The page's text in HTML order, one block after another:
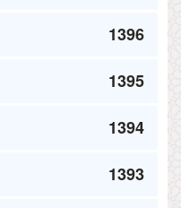
1396
1395
1394
1393